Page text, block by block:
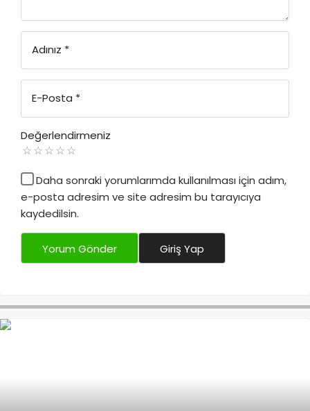
Adınız *
E-Posta *
Değerlendirmeniz
Daha sonraki yorumlarımda kullanılması için adım,
e-posta adresim ve site adresim bu tarayıcıya
kaydedilsin.
Yorum Gönder Giriş Yap